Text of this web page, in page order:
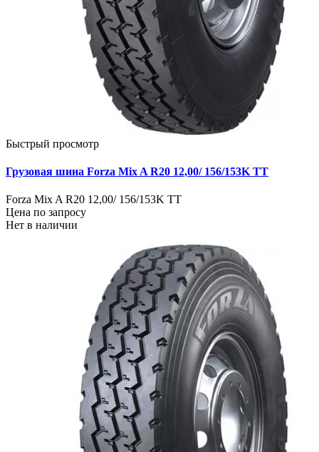
Быстрый просмотр
Грузовая шина Forza Mix A R20 12,00/ 156/153K TT
Forza Mix A R20 12,00/ 156/153K TT
Цена по запросу
Нет в наличии